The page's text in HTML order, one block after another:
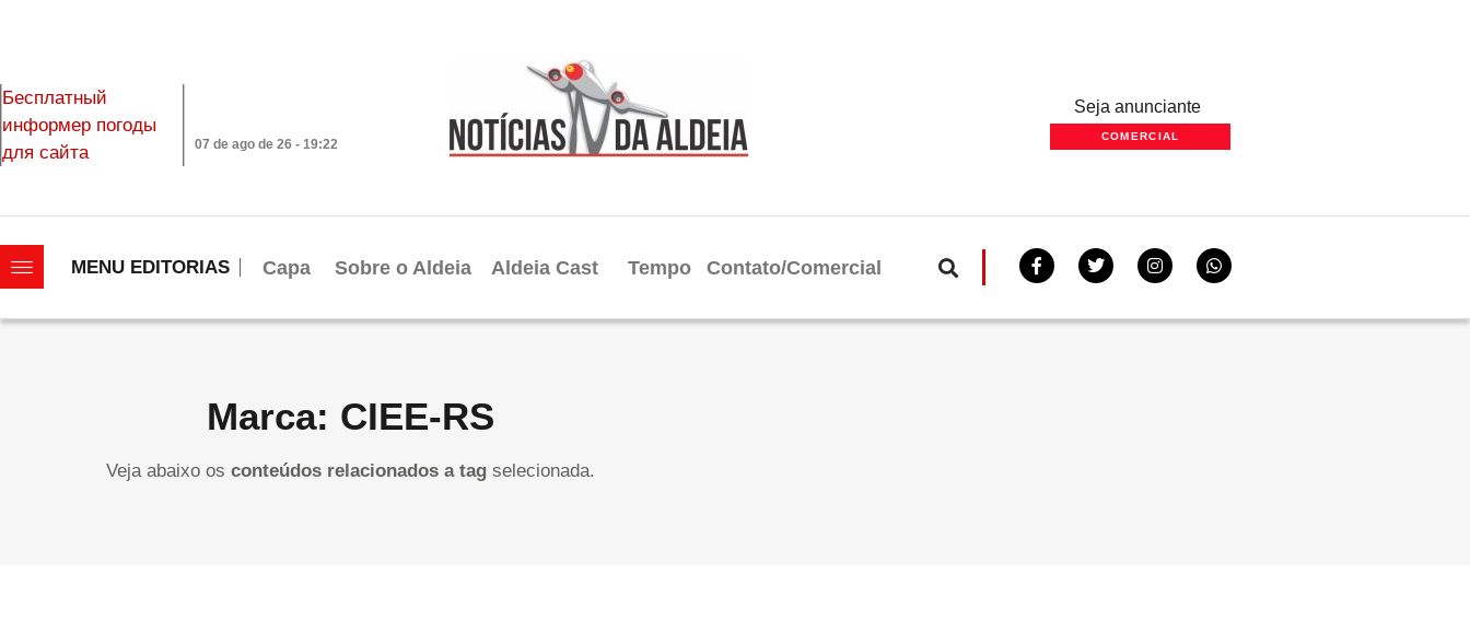
Бесплатный
информер погоды
для сайта
07 de ago de 26 - 19:22
Seja anunciante
COMERCIAL
MENU EDITORIAS Capa Sobre o Aldeia Aldeia Cast Tempo Contato/Comercial
Marca: CIEE-RS
Veja abaixo os conteúdos relacionados a tagselecionada.